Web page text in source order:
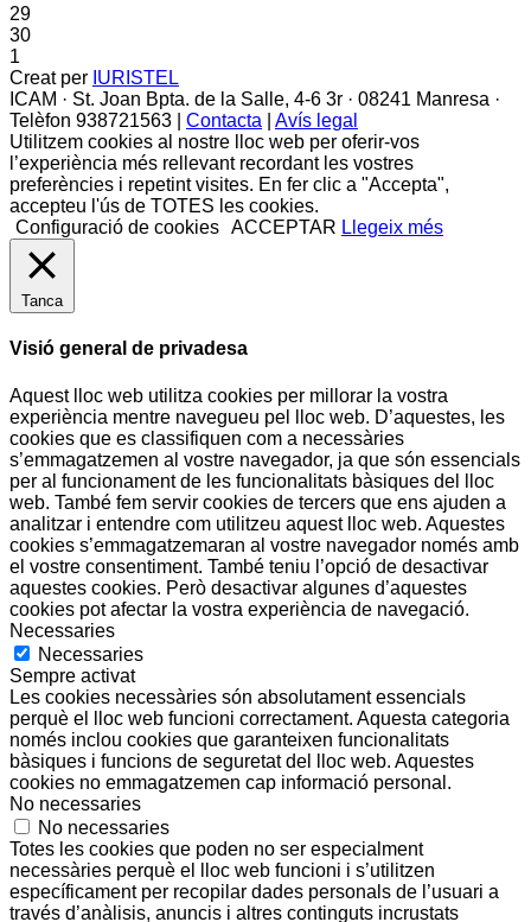
29
30
1
Creat per IURISTEL
ICAM · St. Joan Bpta. de la Salle, 4-6 3r · 08241 Manresa ·
Telèfon 938721563 | Contacta
Avís legal
Utilitzem cookies al nostre lloc web per oferir-vos
l’experiència més rellevant recordant les vostres
preferències i repetint visites. En fer clic a "Accepta",
accepteu l'ús de TOTES les cookies.
Configuració de cookies ACCEPTAR Llegeix més
Tanca
Visió general de privadesa
Aquest lloc web utilitza cookies per millorar la vostra
experiència mentre navegueu pel lloc web. D’aquestes, les
cookies que es classifiquen com a necessàries
s’emmagatzemen al vostre navegador, ja que són essencials
per al funcionament de les funcionalitats bàsiques del lloc
web. També fem servir cookies de tercers que ens ajuden a
analitzar i entendre com utilitzeu aquest lloc web. Aquestes
cookies s’emmagatzemaran al vostre navegador només amb
el vostre consentiment. També teniu l’opció de desactivar
aquestes cookies. Però desactivar algunes d’aquestes
cookies pot afectar la vostra experiència de navegació.
Necessaries
Necessaries
Sempre activat
Les cookies necessàries són absolutament essencials
perquè el lloc web funcioni correctament. Aquesta categoria
només inclou cookies que garanteixen funcionalitats
bàsiques i funcions de seguretat del lloc web. Aquestes
cookies no emmagatzemen cap informació personal.
No necessaries
No necessaries
Totes les cookies que poden no ser especialment
necessàries perquè el lloc web funcioni i s’utilitzen
específicament per recopilar dades personals de l’usuari a
través d’anàlisis, anuncis i altres continguts incrustats